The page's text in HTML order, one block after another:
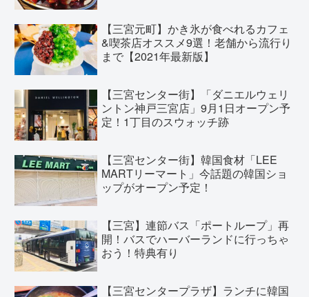
【三宮元町】かき氷が食べれるカフェ
&喫茶店オススメ9選！老舗から流行り
まで【2021年最新版】
【三宮センター街】「ダニエルウェリ
ントン神戸三宮店」9月1日オープン予
定！1丁目のスウォッチ跡
【三宮センター街】韓国食材「LEE
MARTリーマート」今話題の韓国ショ
ップがオープン予定！
【三宮】連節バス「ポートループ」再
開！バスでハーバーランドに行っちゃ
おう！特典有り
【三宮センタープラザ】ランチに韓国